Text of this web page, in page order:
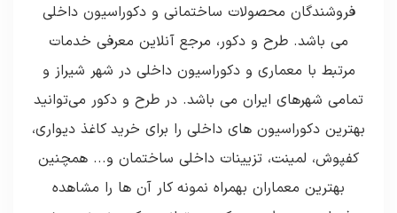
فروشندگان محصولات ساختمانی و دکوراسیون داخلی
می باشد. طرح و دکور، مرجع آنلاین معرفی خدمات
مرتبط با معماری و دکوراسیون داخلی در شهر شیراز و
تمامی شهرهای ایران می باشد. در طرح و دکور می‌توانید
بهترین دکوراسیون های داخلی را برای خرید کاغذ دیواری،
کفپوش، لمینت، تزیینات داخلی ساختمان و... همچنین
بهترین معماران بهمراه نمونه کار آن ها را مشاهده